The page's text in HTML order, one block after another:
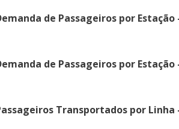
de Passageiros por Estação
de Passageiros por Estação
Transportados por Linha